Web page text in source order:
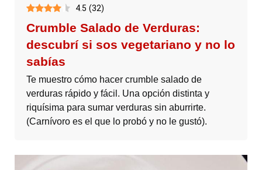
4.5 (32)
Crumble Salado de Verduras:
descubrí si sos vegetariano y no lo
sabías
Te muestro cómo hacer crumble salado de
verduras rápido y fácil. Una opción distinta y
riquísima para sumar verduras sin aburrirte.
(Carnívoro es el que lo probó y no le gustó).